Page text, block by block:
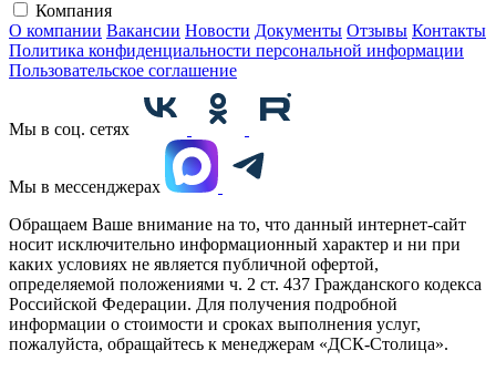
Компания
О компании Вакансии Новости Документы Отзывы Контакты
Политика конфиденциальности персональной информации
Пользовательское соглашение
Мы в соц. сетях
Мы в мессенджерах
Обращаем Ваше внимание на то, что данный интернет-сайт
носит исключительно информационный характер и ни при
каких условиях не является публичной офертой,
определяемой положениями ч. 2 ст. 437 Гражданского кодекса
Российской Федерации. Для получения подробной
информации о стоимости и сроках выполнения услуг,
пожалуйста, обращайтесь к менеджерам «ДСК-Столица».